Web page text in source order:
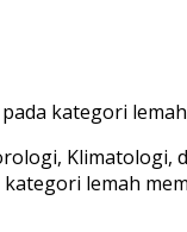
kategori
Klimatologi,
lemah